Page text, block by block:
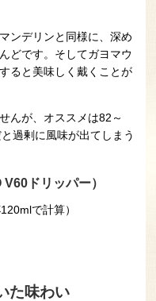
ンデリンと同様に、深め
どです。そしてガヨマウ
ると美味しく戴くことが
んが、オススメは82～
過剰に風味が出てしまう
ドリッパー）
で計算）
た味わい